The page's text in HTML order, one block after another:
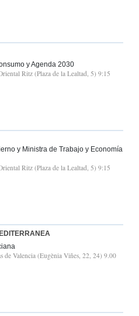
y Agenda 2030
Ritz (Plaza de la Lealtad, 5) 9:15
y Ministra de Trabajo y Economía
Ritz (Plaza de la Lealtad, 5) 9:15
de Valencia (Eugènia Viñes, 22, 24) 9.00